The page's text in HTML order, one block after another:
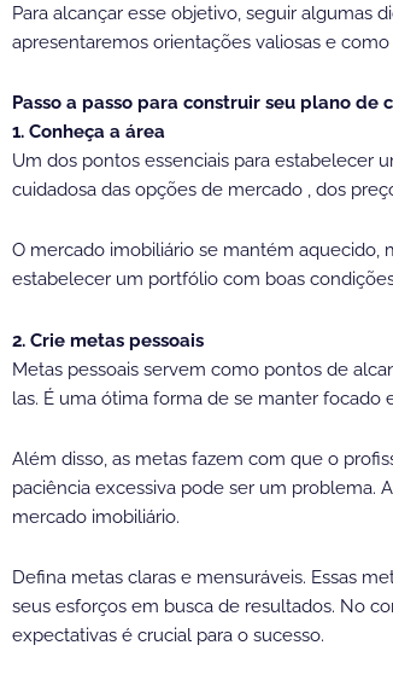
Para alcançar esse objetivo, seguir algumas
apresentaremos orientações valiosas e
Passo a passo para construir seu plano de
1. Conheça a área
Um dos pontos essenciais para estabelecer
cuidadosa das opções de mercado , dos
O mercado imobiliário se mantém
estabelecer um portfólio com boas
2. Crie metas pessoais
Metas pessoais servem como pontos de
las. É uma ótima forma de se manter focado
Além disso, as metas fazem com que o
paciência excessiva pode ser um problema.
mercado imobiliário.
Defina metas claras e mensuráveis. Essas
seus esforços em busca de resultados. No
expectativas é crucial para o sucesso.